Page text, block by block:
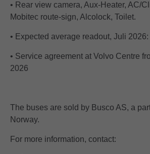
• Rear view camera, Aux-Heater, AC/
Mobitec route-sign, Alcolock, Toilet.
• Expected average readout, Juli 2026:
• Service agreement at Volvo Centre
2026
The buses are sold by Busco AS, a
Norway.
For more information, contact: